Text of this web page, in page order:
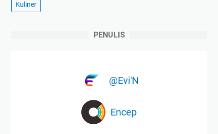
Kuliner
PENULIS
@Evi'N
Encep